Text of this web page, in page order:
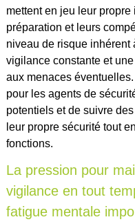
mettent en jeu leur
préparation et leurs
niveau de risque inhérent
vigilance constante et
aux menaces
pour les agents de
potentiels et de suivre
leur propre sécurité tout
fonctions.
La pression pour
vigilance en tout
fatigue mentale